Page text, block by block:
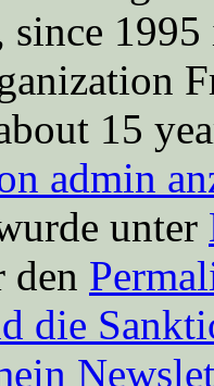
15
admin
unter
den
die